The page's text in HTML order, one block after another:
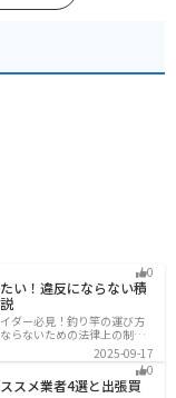
0
い！違反にならない積
ダー必見！釣り竿の運び方
らないための法律上の制限
、安全面のポイントを押さ
ース・ロッドホルダー・コ
リング途中に気軽に釣りを
が満載
2025-09-17
0
スメ業者4選と出張買